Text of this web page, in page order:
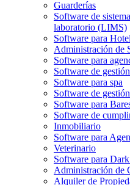
Guarderías
Software de
laboratorio (LIMS)
Software para
Administración de
Software para
Software de
Software para spa
Software de
Software para
Software de
Inmobiliario
Software para
Veterinario
Software para
Administración de
Alquiler de